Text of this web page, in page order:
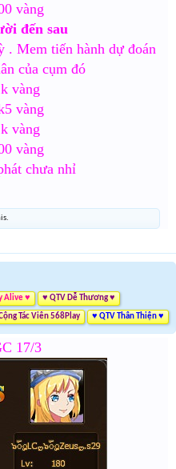
vàng
đến sau
. Mem tiến hành dự đoán
của cụm đó
vàng
vàng
vàng
vàng
chưa nhỉ
Alive ♥ ♥ QTV Dễ Thương ♥
Tác Viên 568Play ♥ QTV Thân Thiện ♥
17/3